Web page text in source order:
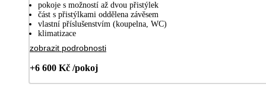
pokoje s možností až dvou přistýlek
část s přistýlkami oddělena závěsem
vlastní příslušenstvím (koupelna, WC)
klimatizace
zobrazit podrobnosti
+6 600 Kč /pokoj